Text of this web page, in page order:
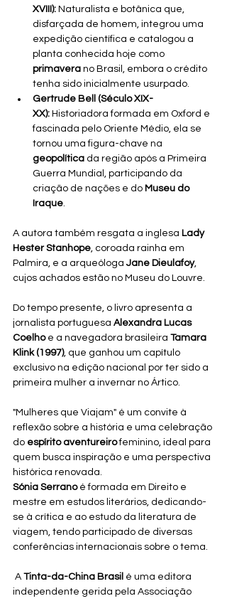
XVIII): Naturalista e botânica que,
disfarçada de homem, integrou uma
expedição científica e catalogou a
planta conhecida hoje como
primavera no Brasil, embora o crédito
tenha sido inicialmente usurpado.
Gertrude Bell (Século XIX-
XX): Historiadora formada em Oxford e
fascinada pelo Oriente Médio, ela se
tornou uma figura-chave na
geopolítica da região após a Primeira
Guerra Mundial, participando da
criação de nações e do Museu do
Iraque.
A autora também resgata a inglesa Lady
Hester Stanhope, coroada rainha em
Palmira, e a arqueóloga Jane Dieulafoy,
cujos achados estão no Museu do Louvre.
Do tempo presente, o livro apresenta a
jornalista portuguesa Alexandra Lucas
Coelho e a navegadora brasileira Tamara
Klink (1997), que ganhou um capítulo
exclusivo na edição nacional por ter sido a
primeira mulher a invernar no Ártico.
"Mulheres que Viajam" é um convite à
reflexão sobre a história e uma celebração
do espírito aventureiro feminino, ideal para
quem busca inspiração e uma perspectiva
histórica renovada.
Sónia Serrano é formada em Direito e
mestre em estudos literários, dedicando-
se à crítica e ao estudo da literatura de
viagem, tendo participado de diversas
conferências internacionais sobre o tema.
A Tinta-da-China Brasil é uma editora
independente gerida pela Associação